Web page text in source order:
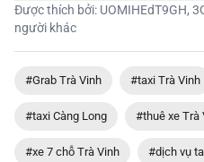
Được thích bởi: UOMIHEdT9GH,
người khác
#Grab Trà Vinh #taxi Trà Vinh
#taxi Càng Long #thuê xe Trà
#xe 7 chỗ Trà Vinh #dịch vụ